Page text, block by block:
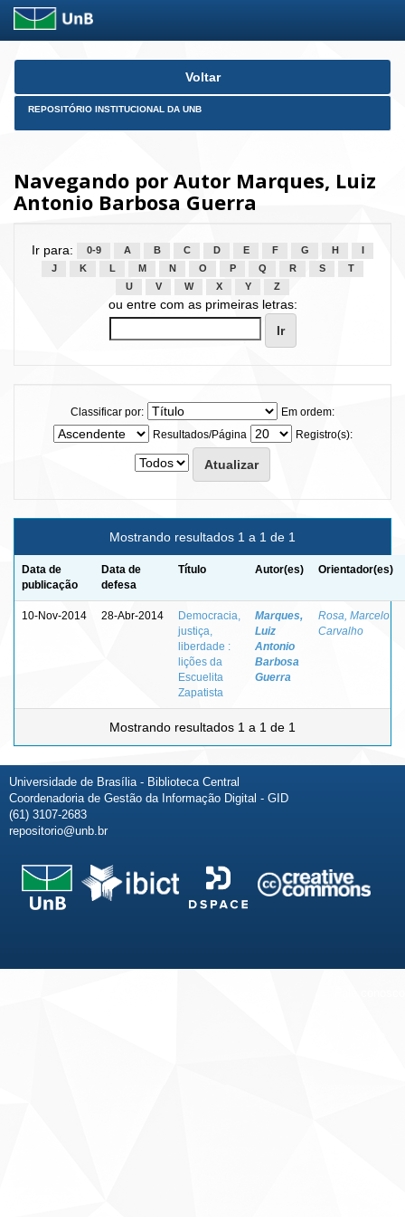
Skip
Voltar
REPOSITÓRIO INSTITUCIONAL DA UNB
Navegando por Autor Marques, Luiz
Antonio Barbosa Guerra
Ir para: 0-9 A B C D E F G H
J
K L M N O P Q R S
T
U
V W X Y Z
ou entre com as primeiras letras:
Classificar por:
Em ordem:
Resultados/Página
Registro(s):
Mostrando resultados 1 a 1 de 1
Data de
publicação
Data de
defesa
Título Autor(es) Orientador(es)
10-Nov-2014 28-Abr-2014
Democracia,
justiça,
liberdade :
lições da
Escuelita
Zapatista
Marques,
Luiz
Antonio
Barbosa
Guerra
Rosa, Marcelo
Carvalho
Mostrando resultados 1 a 1 de 1
Universidade de Brasília - Biblioteca Central
Coordenadoria de Gestão da Informação Digital - GID
(61) 3107-2683
repositorio@unb.br